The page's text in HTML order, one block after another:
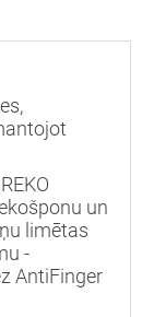
un
limētas
-
AntiFinger